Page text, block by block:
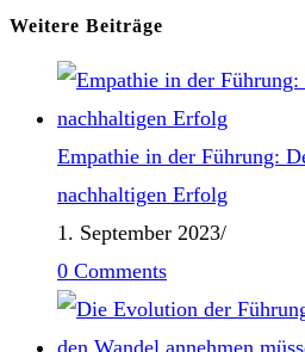
Weitere Beiträge
Empathie in der Führung:
nachhaltigen Erfolg
1. September 2023/
0 Comments